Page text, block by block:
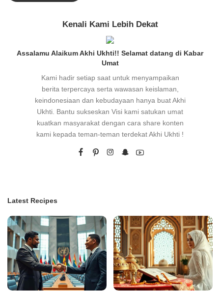
Kenali Kami Lebih Dekat
Assalamu Alaikum Akhi Ukhti!! Selamat datang di Kabar
Umat
Kami hadir setiap saat untuk menyampaikan
berita terpercaya serta wawasan keislaman,
keindonesiaan dan kebudayaan hanya buat Akhi
Ukhti. Bantu sukseskan Visi kami satukan umat
kuatkan masyarakat dengan cara share konten
kami kepada teman-teman terdekat Akhi Ukhti !
Latest Recipes